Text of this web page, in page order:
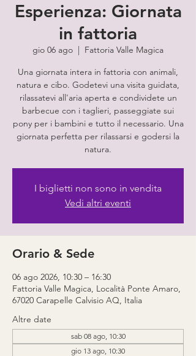
Esperienza: Giornata
in fattoria
gio 06 ago
  |
Fattoria Valle Magica
Una giornata intera in fattoria con animali,
natura e cibo. Godetevi una visita guidata,
rilassatevi all'aria aperta e condividete un
barbecue con i taglieri, passeggiate sui
pony per i bambini e tutto il necessario. Una
giornata perfetta per rilassarsi e godersi la
natura.
I biglietti non sono in vendita
Vedi altri eventi
Orario & Sede
06 ago 2026, 10:30 – 16:30
Fattoria Valle Magica, Località Ponte Amaro,
67020 Carapelle Calvisio AQ, Italia
Altre date
sab 08 ago, 10:30
gio 13 ago, 10:30